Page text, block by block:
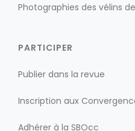
Photographies des vélins
PARTICIPER
Publier dans la revue
Inscription aux
Adhérer à la SBOcc